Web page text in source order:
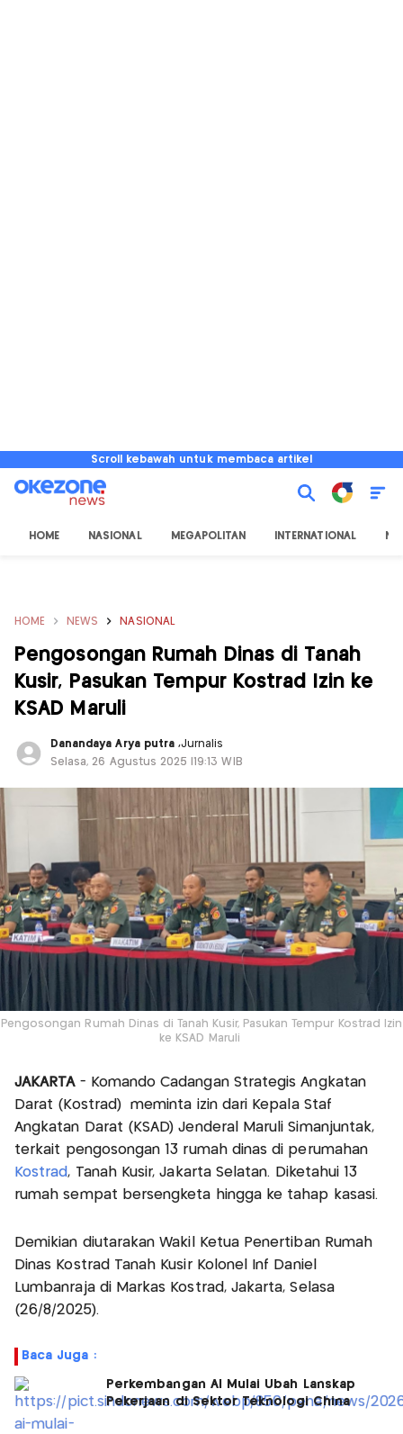
Scroll kebawah untuk membaca artikel
HOME NASIONAL MEGAPOLITAN INTERNATIONAL
HOME NEWS NASIONAL
Pengosongan Rumah Dinas di Tanah
Kusir, Pasukan Tempur Kostrad Izin ke
KSAD Maruli
Danandaya Arya putra,Jurnalis
Selasa, 26 Agustus 2025 |19:13 WIB
Pengosongan Rumah Dinas di Tanah Kusir, Pasukan Tempur Kostrad Izin
ke KSAD Maruli
JAKARTA- Komando Cadangan Strategis Angkatan
Darat (Kostrad) meminta izin dari Kepala Staf
Angkatan Darat (KSAD) Jenderal Maruli Simanjuntak,
terkait pengosongan 13 rumah dinas di perumahan
Kostrad, Tanah Kusir, Jakarta Selatan. Diketahui 13
rumah sempat bersengketa hingga ke tahap kasasi.
Demikian diutarakan Wakil Ketua Penertiban Rumah
Dinas Kostrad Tanah Kusir Kolonel Inf Daniel
Lumbanraja di Markas Kostrad, Jakarta, Selasa
(26/8/2025).
Baca Juga :
Perkembangan AI Mulai Ubah Lanskap
Pekerjaan di Sektor Teknologi China